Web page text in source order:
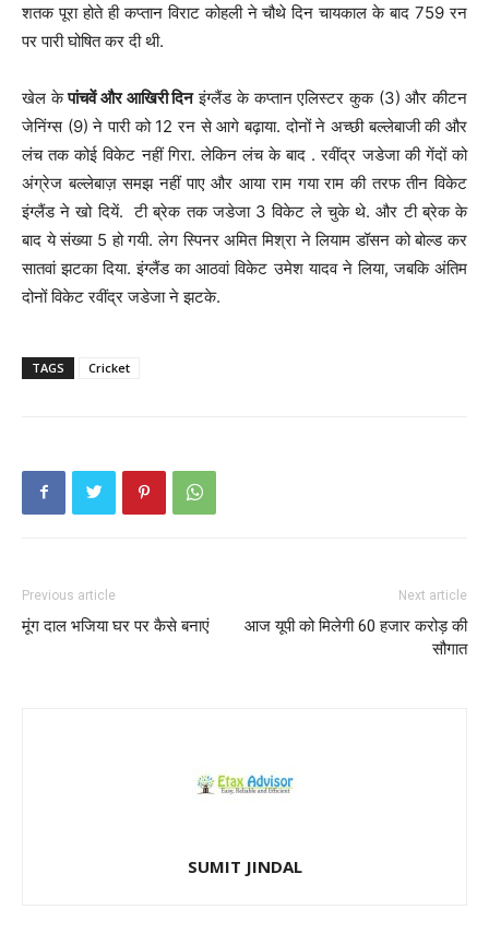
शतक पूरा होते ही कप्तान विराट कोहली ने चौथे दिन चायकाल के बाद 759 रन
पर पारी घोषित कर दी थी.
खेल केपांचवें और आखिरी दिनइंग्लैंड के कप्तान एलिस्टर कुक (3) और कीटन
जेनिंग्स (9) ने पारी को 12 रन से आगे बढ़ाया. दोनों ने अच्छी बल्लेबाजी की और
लंच तक कोई विकेट नहीं गिरा. लेकिन लंच के बाद . रवींद्र जडेजा की गेंदों को
अंग्रेज बल्लेबाज़ समझ नहीं पाए और आया राम गया राम की तरफ तीन विकेट
इंग्लैंड ने खो दियें. टी ब्रेक तक जडेजा 3 विकेट ले चुके थे. और टी ब्रेक के
बाद ये संख्या 5 हो गयी. लेग स्पिनर अमित मिश्रा ने लियाम डॉसन को बोल्ड कर
सातवां झटका दिया. इंग्लैंड का आठवां विकेट उमेश यादव ने लिया, जबकि अंतिम
दोनों विकेट रवींद्र जडेजा ने झटके.
TAGS Cricket
Previous article
मूंग दाल भजिया घर पर कैसे बनाएं
Next article
आज यूपी को मिलेगी 60 हजार करोड़ की
सौगात
SUMIT JINDAL